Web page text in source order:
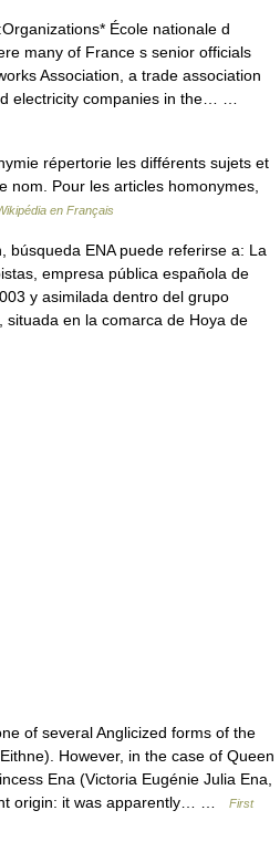
École nationale d
many of France s senior officials
Association, a trade association
electricity companies in the… …
répertorie les différents sujets et
nom. Pour les articles homonymes,
en Français
ENA puede referirse a: La
empresa pública española de
y asimilada dentro del grupo
situada en la comarca de Hoya de
of several Anglicized forms of the
However, in the case of Queen
Ena (Victoria Eugénie Julia Ena,
origin: it was apparently… …
First